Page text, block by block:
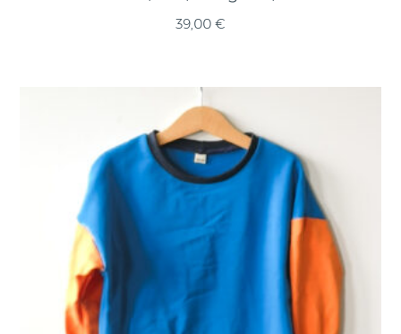
39,00 €